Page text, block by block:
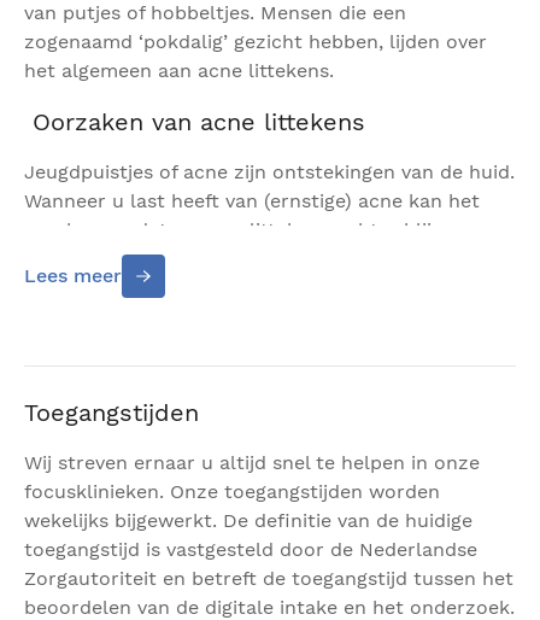
van putjes of hobbeltjes. Mensen die een
zogenaamd ‘pokdalig’ gezicht hebben, lijden over
het algemeen aan acne littekens.
Oorzaken van acne littekens
Jeugdpuistjes of acne zijn ontstekingen van de huid.
Wanneer u last heeft van (ernstige) acne kan het
voorkomen dat er acne littekens achter blijven op
de plek waar de puistjes en ontstekingen hebben
gezeten. Net als bij andere littekens ontstaan acne
De gevolgen van acne en acne littekens kunnen zich
acne net is verdwenen zijn er rode vlekjes te zien.
Deze zijn ontstaan door de ontstekingen op
dezelfde plek. De rode vlekjes blijven gedurende 3
tot 9 maanden zichtbaar. Deze vlekjes vallen niet
onder acne littekens. Het kan voorkomen dat de
vlekjes uiteindelijk, onder invloed van de zon,
verkleuren in donkere pigmentvlekken.
Lees meer
Toegangstijden
Wij streven ernaar u altijd snel te helpen in onze
focusklinieken. Onze toegangstijden worden
wekelijks bijgewerkt. De definitie van de huidige
toegangstijd is vastgesteld door de Nederlandse
Zorgautoriteit en betreft de toegangstijd tussen het
beoordelen van de digitale intake en het onderzoek.